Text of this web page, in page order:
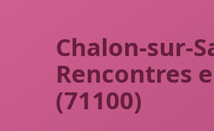
Chalon-sur-
Rencontres
(71100)